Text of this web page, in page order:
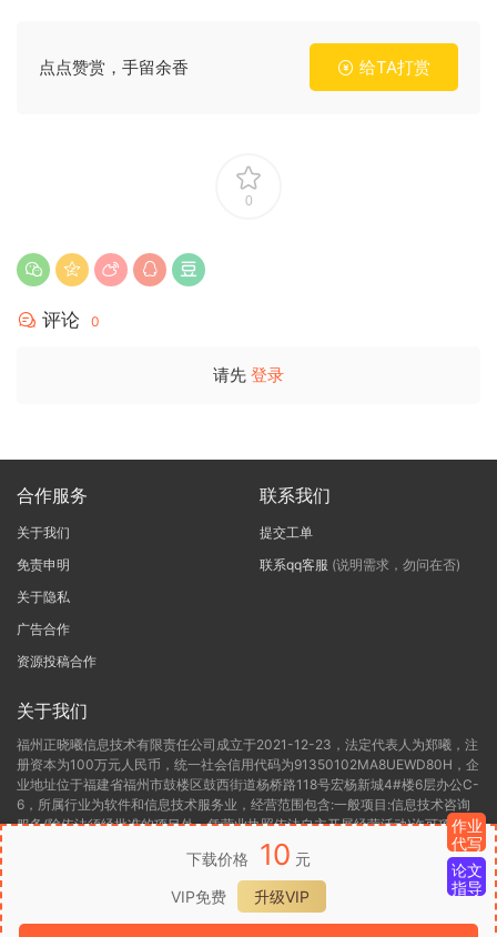
下载价格 10 元
VIP免费
升级VIP
点点赞赏，手留余香 给TA打赏
0
评论 0
请先 登录
合作服务
关于我们
免责申明
关于隐私
广告合作
资源投稿合作
联系我们
提交工单
联系qq客服 (说明需求，勿问在否)
关于我们
福州正晓曦信息技术有限责任公司成立于2021-12-23，法定代表人为郑曦，注
册资本为100万元人民币，统一社会信用代码为91350102MA8UEWD80H，企
业地址位于福建省福州市鼓楼区鼓西街道杨桥路118号宏杨新城4#楼6层办公C-
6，所属行业为软件和信息技术服务业，经营范围包含:一般项目:信息技术咨询
服务(除依法须经批准的项目外，凭营业执照依法自主开展经营活动)许可项目:
第二类增值电信业务(依法须经批准的项目，经相关部门批准后方可开展经营活
动，具体经营项目以相关部门批准文件或许可证件为准)。福州正晓曦信息技术
有限责任公司目前的经营状态为存续(在营，开业、在册)。
闽ICP备2022000306号-1闽B2-20220416闽公网安备 35012302000136
作业
代写
论文
指导